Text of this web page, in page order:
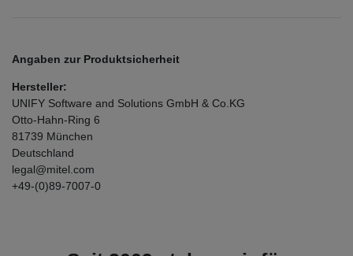
Angaben zur Produktsicherheit
Hersteller:
UNIFY Software and Solutions GmbH & Co.KG
Otto-Hahn-Ring 6
81739 München
Deutschland
legal@mitel.com
+49-(0)89-7007-0